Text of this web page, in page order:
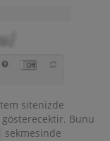
sitenizde
gösterecektir. Bunu
sekmesinde